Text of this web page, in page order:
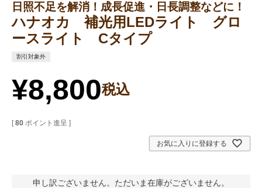
日照不足を解消！成長促進・日長調整などに！
ハナオカ 補光用LEDライト グロ
ースライト Cタイプ
割引対象外
¥8,800税込
[ 80 ポイント進呈 ]
お気に入りに登録する
申し訳ございません。ただいま在庫がございません。